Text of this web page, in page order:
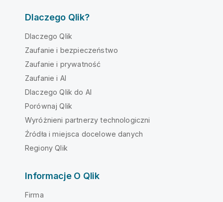
Dlaczego Qlik?
Dlaczego Qlik
Zaufanie i bezpieczeństwo
Zaufanie i prywatność
Zaufanie i AI
Dlaczego Qlik do AI
Porównaj Qlik
Wyróżnieni partnerzy technologiczni
Źródła i miejsca docelowe danych
Regiony Qlik
Informacje O Qlik
Firma